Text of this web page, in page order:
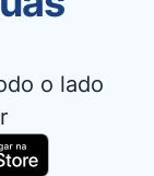
o lado